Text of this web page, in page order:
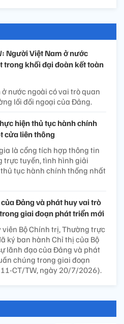
Người Việt Nam ở nước
trong khối đại đoàn kết toàn
nước ngoài có vai trò quan
lối đối ngoại của Đảng.
hiện thủ tục hành chính
cửa liên thông
là cổng tích hợp thông tin
trực tuyến, tình hình giải
tục hành chính thống nhất
Đảng và phát huy vai trò
giai đoạn phát triển mới
viên Bộ Chính trị, Thường trực
ký ban hành Chỉ thị của Bộ
lãnh đạo của Đảng và phát
chúng trong giai đoạn
CT/TW, ngày 20/7/2026).